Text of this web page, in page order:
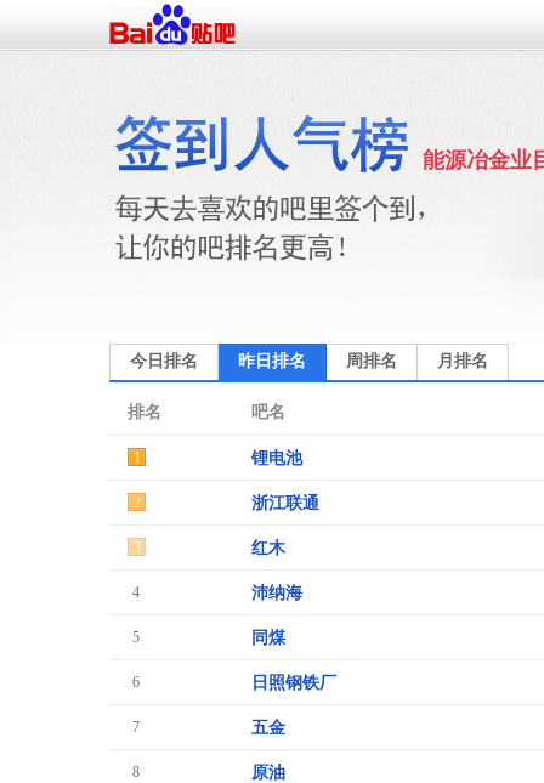
能源冶金业
今日排名 昨日排名 周排名 月排名
排名 吧名
1 锂电池
2 浙江联通
3 红木
4 沛纳海
5 同煤
6 日照钢铁厂
7 五金
8 原油